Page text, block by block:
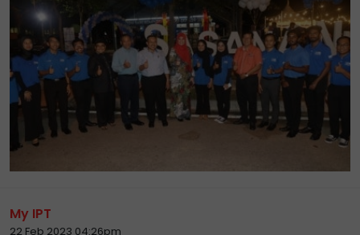
My IPT
22 Feb 2023 04:26pm